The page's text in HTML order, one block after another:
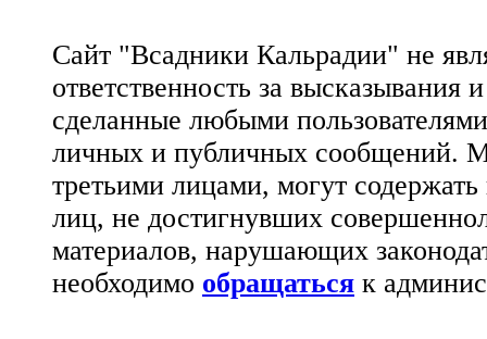
Сайт "Всадники Кальрадии" не
ответственность за
сделанные любыми
личных и публичных сообщений.
третьими лицами, могут
лиц, не достигнувших
материалов, нарушающих
необходимо обращаться к